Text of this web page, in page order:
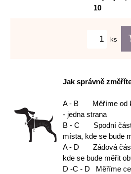
10
ks
Jak správně
A - B Měříme od
- jedna strana
B - C Spodní část
místa, kde se bude
A - D Zádová část
kde se bude měřit
D -C - D Měříme